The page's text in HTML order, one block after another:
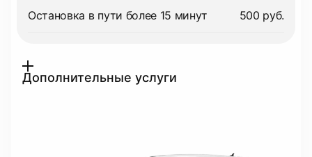
Остановка в пути более 15 минут 500 руб.
Дополнительные услуги